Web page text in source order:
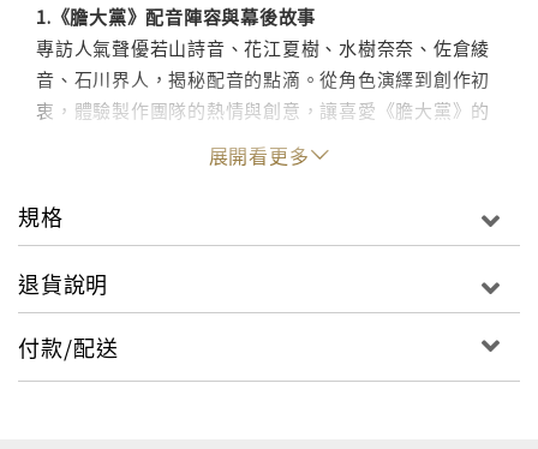
1.《膽大黨》配音陣容與幕後故事
專訪人氣聲優若山詩音、花江夏樹、水樹奈奈、佐倉綾
音、石川界人，揭秘配音的點滴。從角色演繹到創作初
衷，體驗製作團隊的熱情與創意，讓喜愛《膽大黨》的
2. 秋冬流行趨勢
提供秋冬時尚趨勢解析，以及明星專訪—窪塚愛流、ME
專訪新生代偶像ME，從音樂到生活，貼近偶像真實的一
展開看更多
規格
退貨說明
付款/配送